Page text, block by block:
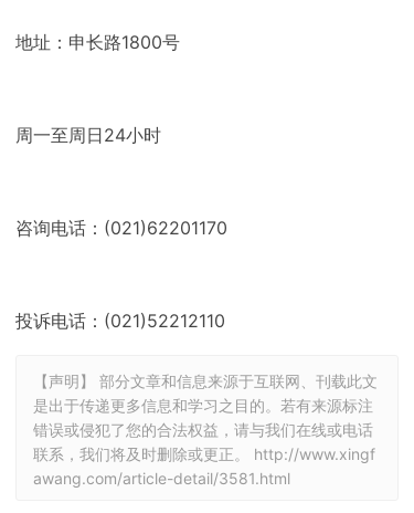
地址：申长路1800号
周一至周日24小时
咨询电话：(021)62201170
投诉电话：(021)52212110
【声明】 部分文章和信息来源于互联网、刊载此文
是出于传递更多信息和学习之目的。若有来源标注
错误或侵犯了您的合法权益，请与我们在线或电话
联系，我们将及时删除或更正。 http://www.xingf
awang.com/article-detail/3581.html